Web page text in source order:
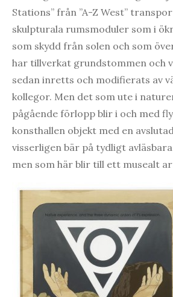
Stations” från ”A-Z West”
skulpturala rumsmoduler som i
som skydd från solen och som
har tillverkat grundstommen och
sedan inretts och modifierats av
kollegor. Men det som ute i
pågående förlopp blir i och med
konsthallen objekt med en
visserligen bär på tydligt
men som här blir till ett musealt